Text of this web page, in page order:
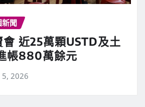
新聞
近25萬顆USTD及土
帳880萬餘元
5, 2026